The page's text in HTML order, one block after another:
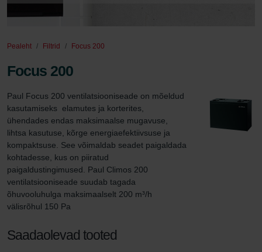
Pealeht Filtrid Focus 200
Focus 200
Paul Focus 200 ventilatsiooniseade on mõeldud
kasutamiseks  elamutes ja korterites,
ühendades endas maksimaalse mugavuse,
lihtsa kasutuse, kõrge energiaefektiivsuse ja
kompaktsuse. See võimaldab seadet paigaldada
kohtadesse, kus on piiratud
paigaldustingimused. Paul Climos 200
ventilatsiooniseade suudab tagada
õhuvooluhulga maksimaalselt 200 m³/h
välisrõhul 150 Pa
Saadaolevad tooted